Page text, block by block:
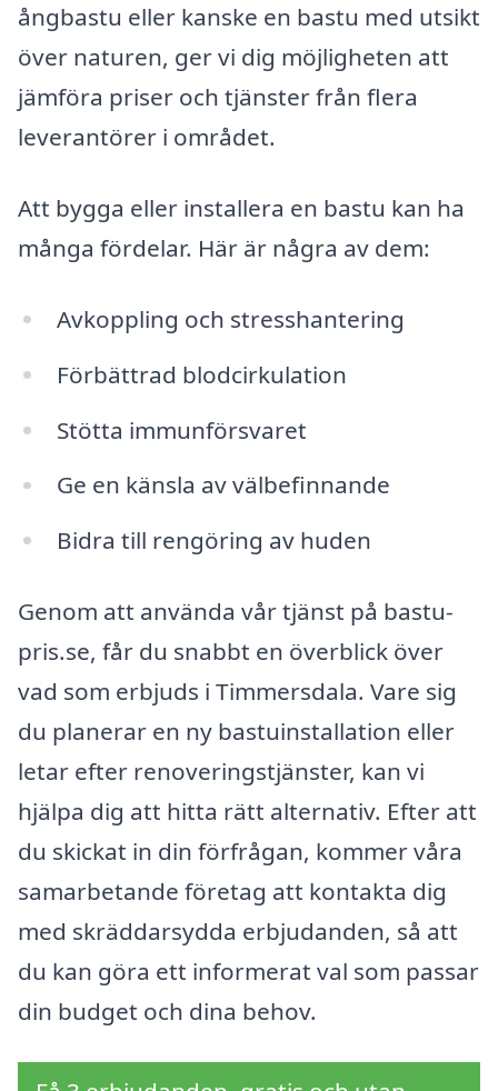
ångbastu eller kanske en bastu med utsikt
över naturen, ger vi dig möjligheten att
jämföra priser och tjänster från flera
leverantörer i området.
Att bygga eller installera en bastu kan ha
många fördelar. Här är några av dem:
Avkoppling och stresshantering
Förbättrad blodcirkulation
Stötta immunförsvaret
Ge en känsla av välbefinnande
Bidra till rengöring av huden
Genom att använda vår tjänst på bastu-
pris.se, får du snabbt en överblick över
vad som erbjuds i Timmersdala. Vare sig
du planerar en ny bastuinstallation eller
letar efter renoveringstjänster, kan vi
hjälpa dig att hitta rätt alternativ. Efter att
du skickat in din förfrågan, kommer våra
samarbetande företag att kontakta dig
med skräddarsydda erbjudanden, så att
du kan göra ett informerat val som passar
din budget och dina behov.